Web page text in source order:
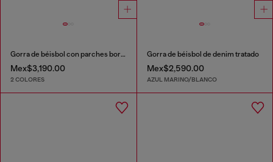
Gorra de béisbol con parches bordados
Mex$3,190.00
2 COLORES
Gorra de béisbol de denim tratado
Mex$2,590.00
AZUL MARINO/BLANCO